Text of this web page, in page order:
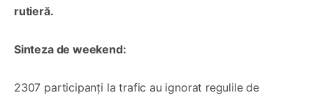
rutieră.
Sinteza de weekend:
2307 participanți la trafic au ignorat regulile de